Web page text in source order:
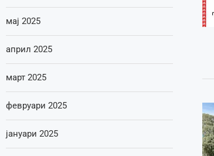
мај 2025
април 2025
март 2025
февруари 2025
јануари 2025